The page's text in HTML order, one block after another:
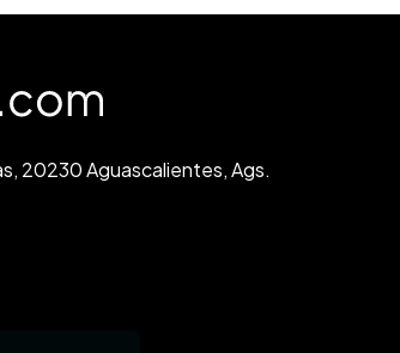
20230 Aguascalientes, Ags.